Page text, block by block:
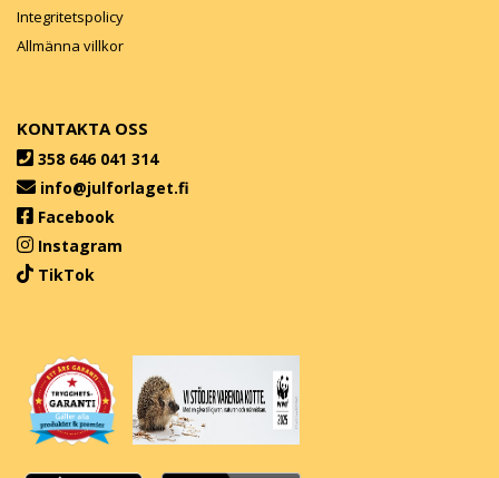
Integritetspolicy
Allmänna villkor
KONTAKTA OSS
358 646 041 314
info@julforlaget.fi
Facebook
Instagram
TikTok